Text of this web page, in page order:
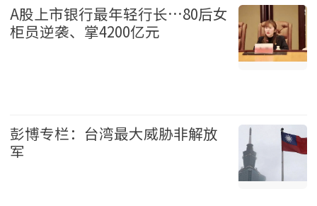
A股上市银行最年轻行长…80后女
柜员逆袭、掌4200亿元
彭博专栏：台湾最大威胁非解放
军